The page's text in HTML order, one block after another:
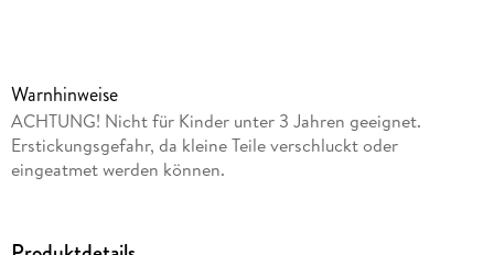
Familien oder ältere Kinder können Ubongo Junior auch
zusammen mit dem großen Ubongo spielen.
Fördert spielerisch das räumliche Vorstellungsvermögen.
Schnell - einfach - Ubongo! Das Bestsellerspiel als tierischer
Warnhinweise
ACHTUNG! Nicht für Kinder unter 3 Jahren geeignet.
Erstickungsgefahr, da kleine Teile verschluckt oder
eingeatmet werden können.